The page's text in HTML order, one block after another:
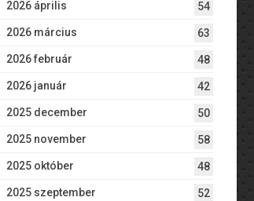
2026 április 54
2026 március 63
2026 február 48
2026 január 42
2025 december 50
2025 november 58
2025 október 48
2025 szeptember 52